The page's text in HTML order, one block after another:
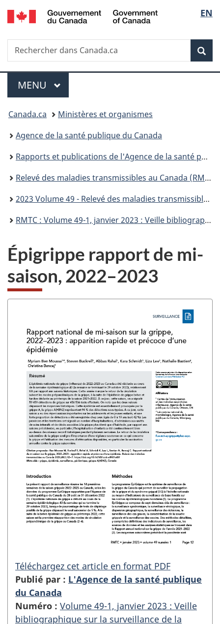
Passer
au
principal
Passer
à
Au
du
Passer
à
version
simplifiée
de
la
EN
Recherche
Rechercher
dans
Menu
MENU PRINCIPAL
Vous
êtes
ici :
Canada.ca
Ministères et organismes
Agence de la santé publique du Canada
Rapports et publications de l'Agence de la santé publique du Canada
Relevé des maladies transmissibles au Canada (RMTC)
2023 Volume 49 - Relevé des maladies transmissibles au Canada (RMTC)
RMTC : Volume 49-1, janvier 2023 : Veille bibliographique sur la surveillance de la COVID-19
Épigrippe rapport de mi-
saison, 2022–2023
Téléchargez cet article en format PDF
Publié par : L'Agence de la santé publique
du Canada
Numéro : Volume 49-1, janvier 2023 : Veille
bibliographique sur la surveillance de la